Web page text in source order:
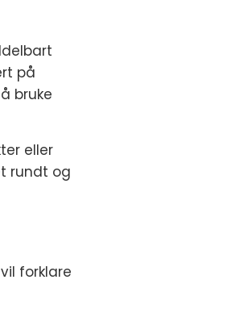
på
bruke
eller
rundt og
forklare